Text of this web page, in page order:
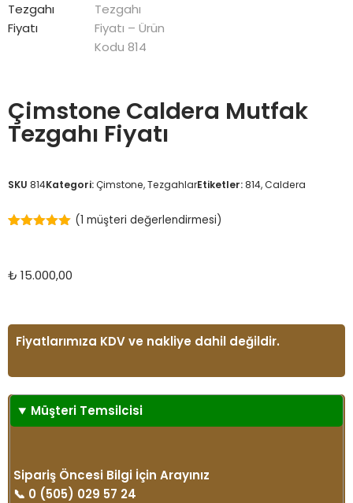
Çimstone Caldera Mutfak
Tezgahı Fiyatı
SKU 814Kategori:Çimstone,TezgahlarEtiketler:814,Caldera
üzerinden
puan
(1 müşteri değerlendirmesi)
₺ 15.000,00
Fiyatlarımıza KDV ve nakliye dahil değildir.
Müşteri Temsilcisi
Sipariş Öncesi Bilgi İçin Arayınız
📞 0 (505) 029 57 24